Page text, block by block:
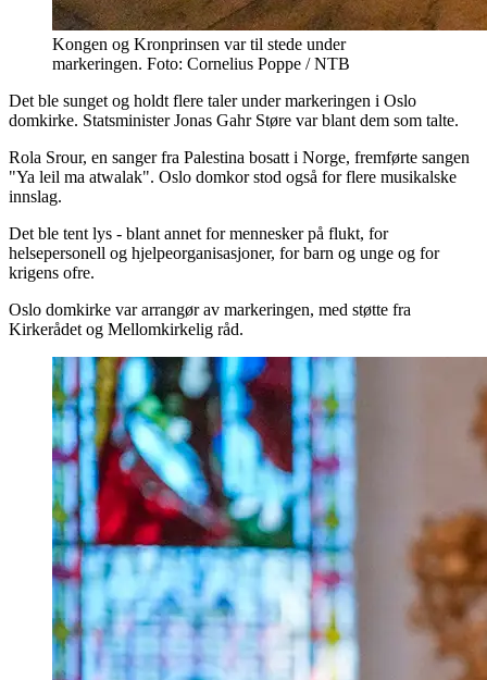
Kongen og Kronprinsen var til stede under
markeringen. Foto: Cornelius Poppe / NTB
Det ble sunget og holdt flere taler under markeringen i Oslo
domkirke. Statsminister Jonas Gahr Støre var blant dem som talte.
Rola Srour, en sanger fra Palestina bosatt i Norge, fremførte sangen
"Ya leil ma atwalak". Oslo domkor stod også for flere musikalske
innslag.
Det ble tent lys - blant annet for mennesker på flukt, for
helsepersonell og hjelpeorganisasjoner, for barn og unge og for
krigens ofre.
Oslo domkirke var arrangør av markeringen, med støtte fra
Kirkerådet og Mellomkirkelig råd.